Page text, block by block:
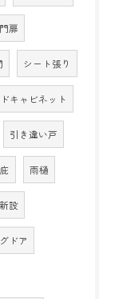
扉
シート張り
キャビネット
引き違い戸
庇 雨樋
設
ドア